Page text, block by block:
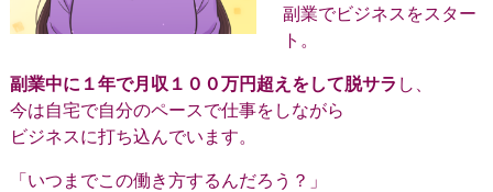
副業でビジネスをスター
ト。
副業中に１年で月収１００万円超えをして脱サラ し、
今は自宅で自分のペースで仕事をしながら
ビジネスに打ち込んでいます。
「いつまでこの働き方するんだろう？」